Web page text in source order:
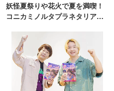
妖怪夏祭りや花火で夏を満喫！
コニカミノルタプラネタリア